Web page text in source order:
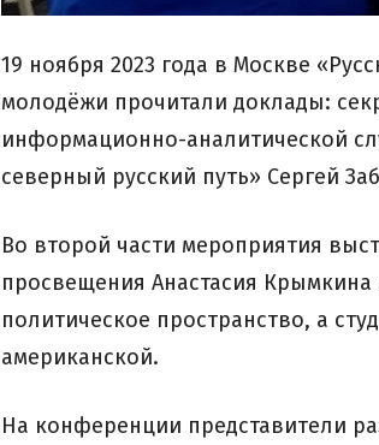
19 ноября 2023 года в Москве
молодёжи прочитали доклады:
информационно-аналитической
северный русский путь» Сергей
Во второй части мероприятия
просвещения Анастасия
политическое пространство, а
американской.
На конференции представители